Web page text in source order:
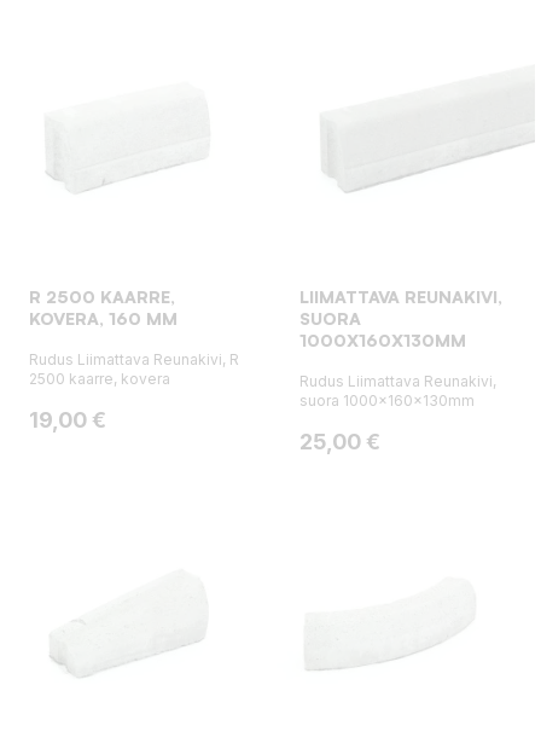
R 2500 KAARRE,
KOVERA, 160 MM
Rudus Liimattava Reunakivi, R
2500 kaarre, kovera
Hinta
19,00 €
LIIMATTAVA REUNAKIVI,
SUORA
1000X160X130MM
Rudus Liimattava Reunakivi,
suora 1000x160x130mm
Hinta
25,00 €